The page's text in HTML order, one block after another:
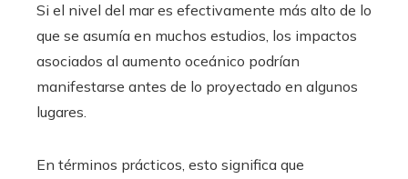
Si el nivel del mar es efectivamente más alto de lo
que se asumía en muchos estudios, los impactos
asociados al aumento oceánico podrían
manifestarse antes de lo proyectado en algunos
lugares.
En términos prácticos, esto significa que